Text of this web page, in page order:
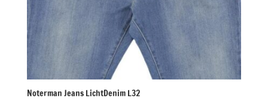
Noterman Jeans LichtDenim L32